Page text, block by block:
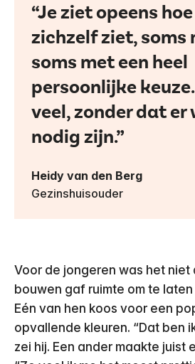
Je ziet opeens
zichzelf ziet, soms
soms met een heel
persoonlijke
veel, zonder dat er
nodig zijn.
Heidy van den Berg
Gezinshuisouder
Voor de jongeren was het niet
bouwen gaf ruimte om te laten
Eén van hen koos voor een
opvallende kleuren. “Dat ben
zei hij. Een ander maakte juist